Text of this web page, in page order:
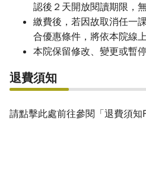
認後２天開放閱讀期限，
繳費後，若因故取消任一
合優惠條件，將依本院線
本院保留修改、變更或暫
退費須知
請點擊此處前往參閱「退費須知